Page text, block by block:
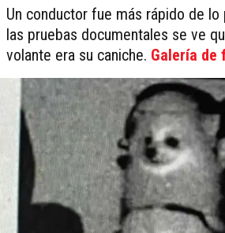
Un conductor fue más rápido de
las pruebas documentales se ve
volante era su caniche. Galería de